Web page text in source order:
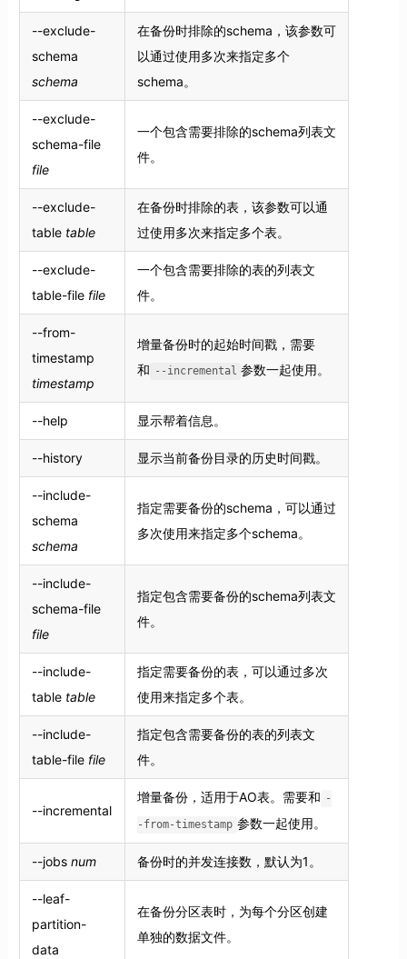
--exclude-
schema
schema
在备份时排除的schema，该参数可
以通过使用多次来指定多个
schema。
--exclude-
schema-file
file
一个包含需要排除的schema列表文
件。
--exclude-
table table
在备份时排除的表，该参数可以通
过使用多次来指定多个表。
--exclude-
table-file file
一个包含需要排除的表的列表文
件。
--from-
timestamp
timestamp
增量备份时的起始时间戳，需要
和 --incremental 参数一起使用。
--help 显示帮着信息。
--history 显示当前备份目录的历史时间戳。
--include-
schema
schema
指定需要备份的schema，可以通过
多次使用来指定多个schema。
--include-
schema-file
file
指定包含需要备份的schema列表文
件。
--include-
table table
指定需要备份的表，可以通过多次
使用来指定多个表。
--include-
table-file file
指定包含需要备份的表的列表文
件。
--incremental
增量备份，适用于AO表。需要和 -
-from-timestamp 参数一起使用。
--jobs num 备份时的并发连接数，默认为1。
--leaf-
partition-
data
在备份分区表时，为每个分区创建
单独的数据文件。